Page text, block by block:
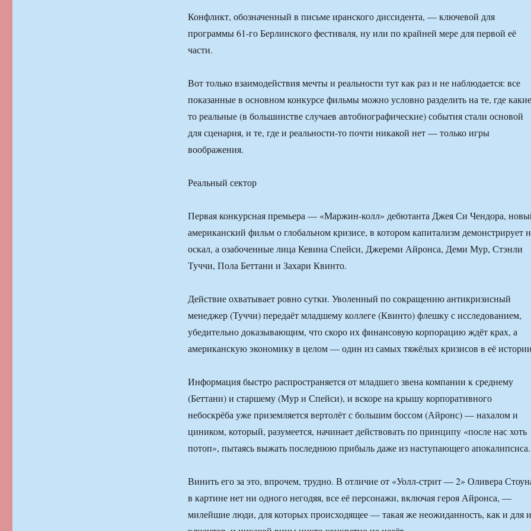
Конфликт, обозначенный в письме иранского диссидента, — ключевой для
программы 61-го Берлинского фестиваля, ну или по крайней мере для первой её
части.
Вот только взаимодействия мечты и реальности тут как раз и не наблюдается: все
показанные в основном конкурсе фильмы можно условно разделить на те, где
то реальные (в большинстве случаев автобиографические) события стали основой
для сценария, и те, где и реальности-то почти никакой нет — только игры
воображения.
Реальный сектор
Первая конкурсная премьера — «Маржин-колл» дебютанта Джея Си Чендора,
американский фильм о глобальном кризисе, в котором капитализм демонстрирует
оскал, а озабоченные лица Кевина Спейси, Джереми Айронса, Деми Мур, Стэнли
Туччи, Пола Беттани и Захари Квинто.
Действие охватывает ровно сутки. Уволенный по сокращению антикризисный
менеджер (Туччи) передаёт младшему коллеге (Квинто) флешку с исследованием,
убедительно доказывающим, что скоро их финансовую корпорацию ждёт крах, а
американскую экономику в целом — один из самых тяжёлых кризисов в её
Информация быстро распространяется от младшего звена компании к среднему
(Беттани) и старшему (Мур и Спейси), и вскоре на крышу корпоративного
небоскрёба уже приземляется вертолёт с большим боссом (Айронс) — нахалом и
циником, который, разумеется, начинает действовать по принципу «после нас хоть
потоп», пытаясь выжать последнюю прибыль даже из наступающего апокалипсиса.
Винить его за это, впрочем, трудно. В отличие от «Уолл-стрит — 2» Оливера
в картине нет ни одного негодяя, все её персонажи, включая героя Айронса, —
милейшие люди, для которых происходящее — такая же неожиданность, как и для